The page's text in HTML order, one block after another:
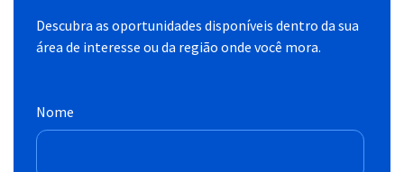
Descubra as oportunidades disponíveis dentro da sua
área de interesse ou da região onde você mora.
Nome